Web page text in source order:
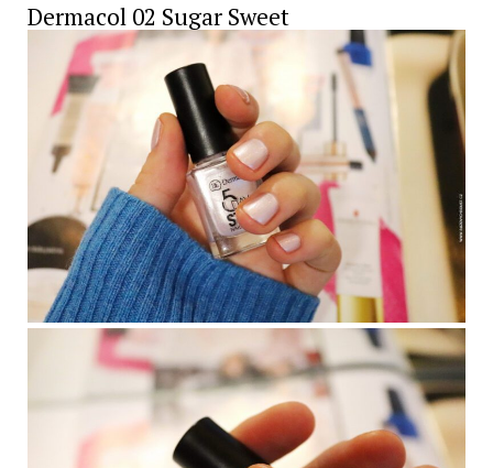
Dermacol 02 Sugar Sweet